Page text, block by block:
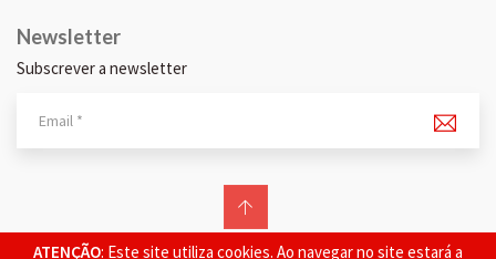
ATENÇÃO: Este site utiliza cookies. Ao navegar no site estará a
Newsletter
Subscrever a newsletter
© 2026 FPAS. Todos os direitos reservados.